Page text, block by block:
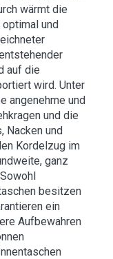
wärmt die
und
auf die
wird. Unter
angenehme und
und die
Nacken und
Kordelzug im
ganz
besitzen
ein
Aufbewahren